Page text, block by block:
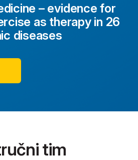
– evidence for
as therapy in 26
diseases
tim